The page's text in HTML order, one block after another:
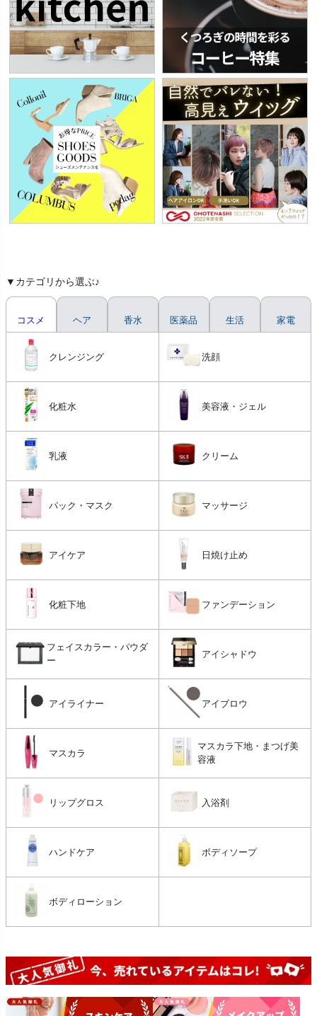
▼カテゴリから選ぶ♪
コスメ
クレンジング 洗顔
化粧水 美容液・ジェル
乳液 クリーム
パック・マスク マッサージ
アイケア 日焼け止め
化粧下地 ファンデーション
フェイスカラー・パウダ
ー
アイシャドウ
アイライナー アイブロウ
マスカラ
マスカラ下地・まつげ美
容液
リップグロス 入浴剤
ハンドケア ボディソープ
ボディローション
ヘア 香水 医薬品 生活 家電